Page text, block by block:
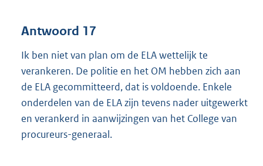
Antwoord 17
Ik ben niet van plan om de ELA wettelijk te
verankeren. De politie en het OM hebben zich aan
de ELA gecommitteerd, dat is voldoende. Enkele
onderdelen van de ELA zijn tevens nader uitgewerkt
en verankerd in aanwijzingen van het College van
procureurs-generaal.